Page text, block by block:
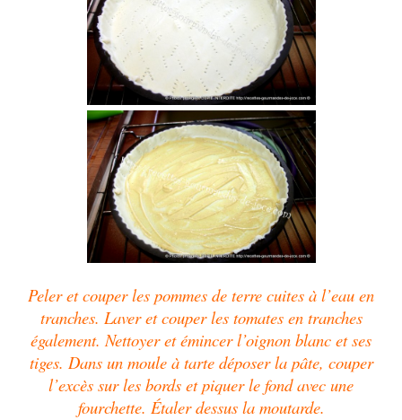
Peler et couper les pommes de terre cuites à l’eau en
tranches. Laver et couper les tomates en tranches
également. Nettoyer et émincer l’oignon blanc et ses
tiges. Dans un moule à tarte déposer la pâte, couper
l’excès sur les bords et piquer le fond avec une
fourchette. Étaler dessus la moutarde.